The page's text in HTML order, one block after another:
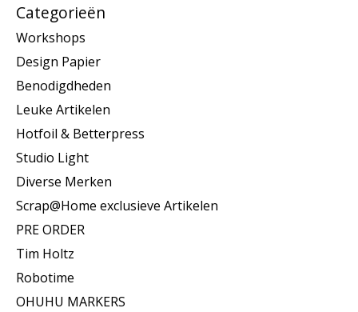
Categorieën
Workshops
Design Papier
Benodigdheden
Leuke Artikelen
Hotfoil & Betterpress
Studio Light
Diverse Merken
Scrap@Home exclusieve Artikelen
PRE ORDER
Tim Holtz
Robotime
OHUHU MARKERS